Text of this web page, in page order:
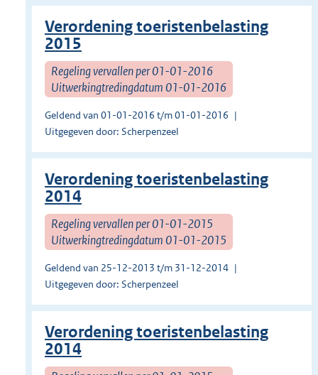
Verordening toeristenbelasting
2015
Regeling vervallen per 01-01-2016
Uitwerkingtredingdatum 01-01-2016
Geldend van 01-01-2016 t/m 01-01-2016
Uitgegeven door: Scherpenzeel
Verordening toeristenbelasting
2014
Regeling vervallen per 01-01-2015
Uitwerkingtredingdatum 01-01-2015
Geldend van 25-12-2013 t/m 31-12-2014
Uitgegeven door: Scherpenzeel
Verordening toeristenbelasting
2014